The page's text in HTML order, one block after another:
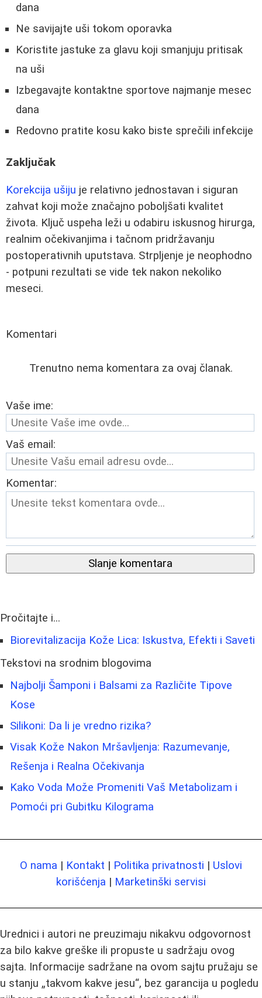
dana
Ne savijajte uši tokom oporavka
Koristite jastuke za glavu koji smanjuju pritisak
na uši
Izbegavajte kontaktne sportove najmanje mesec
dana
Redovno pratite kosu kako biste sprečili infekcije
Zaključak
Korekcija ušiju je relativno jednostavan i siguran
zahvat koji može značajno poboljšati kvalitet
života. Ključ uspeha leži u odabiru iskusnog hirurga,
realnim očekivanjima i tačnom pridržavanju
postoperativnih uputstava. Strpljenje je neophodno
- potpuni rezultati se vide tek nakon nekoliko
meseci.
Komentari
Trenutno nema komentara za ovaj članak.
Vaše ime:
Vaš email:
Komentar:
Slanje komentara
Pročitajte i...
Biorevitalizacija Kože Lica: Iskustva, Efekti i Saveti
Tekstovi na srodnim blogovima
Najbolji Šamponi i Balsami za Različite Tipove
Kose
Silikoni: Da li je vredno rizika?
Visak Kože Nakon Mršavljenja: Razumevanje,
Rešenja i Realna Očekivanja
Kako Voda Može Promeniti Vaš Metabolizam i
Pomoći pri Gubitku Kilograma
O nama | Kontakt | Politika privatnosti | Uslovi
korišćenja | Marketinški servisi
Urednici i autori ne preuzimaju nikakvu odgovornost
za bilo kakve greške ili propuste u sadržaju ovog
sajta. Informacije sadržane na ovom sajtu pružaju se
u stanju „takvom kakve jesu“, bez garancija u pogledu